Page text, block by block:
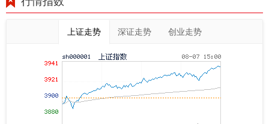
上证走势 深证走势 创业走势